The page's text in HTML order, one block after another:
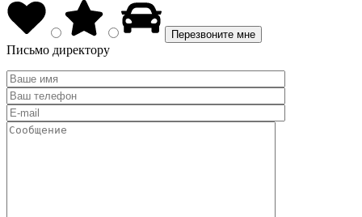
Письмо директору